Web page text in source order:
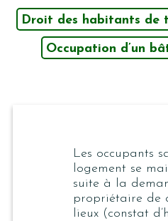
Droit des habitants de
Occupation d’un
Les occupants
logement se
suite à la
propriétaire de
lieux (constat